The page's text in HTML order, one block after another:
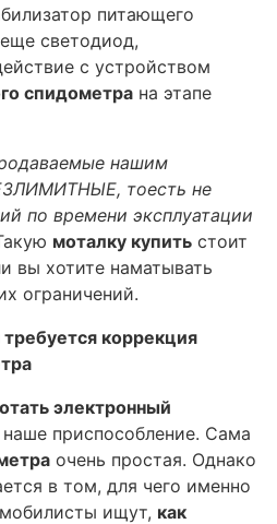
питающего
светодиод,
с устройством
спидометра на этапе
нашим
тоесть не
по времени эксплуатации
моталку купить стоит
вы хотите наматывать
ограничений.
коррекция
электронный
приспособление. Сама
очень простая. Однако
в том, для чего именно
ищут, как